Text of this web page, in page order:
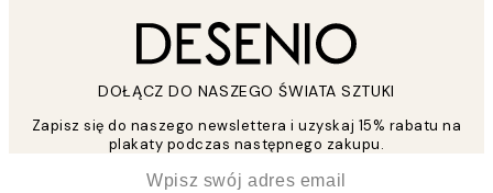
DOŁĄCZ DO NASZEGO ŚWIATA SZTUKI
Zapisz się do naszego newslettera i uzyskaj 15% rabatu na
plakaty podczas następnego zakupu.